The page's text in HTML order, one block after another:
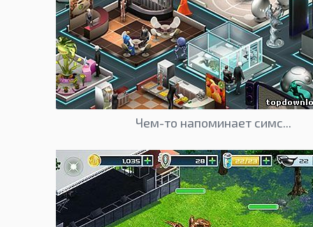
Чем-то напоминает симс...